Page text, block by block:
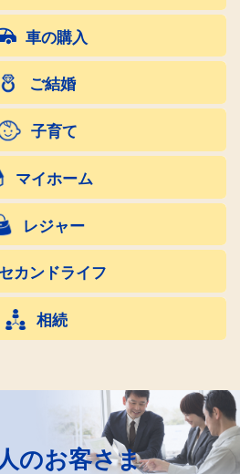
車の購入
ご結婚
子育て
マイホーム
レジャー
セカンドライフ
相続
のお客さま